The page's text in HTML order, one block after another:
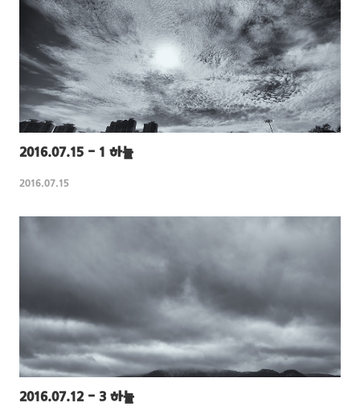
2016.07.15 - 1 하늘
2016.07.15
2016.07.12 - 3 하늘